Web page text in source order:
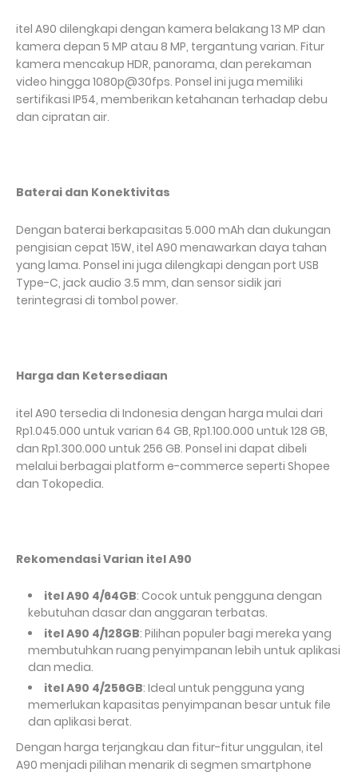
itel A90 dilengkapi dengan kamera belakang 13 MP dan
kamera depan 5 MP atau 8 MP, tergantung varian. Fitur
kamera mencakup HDR, panorama, dan perekaman
video hingga 1080p@30fps. Ponsel ini juga memiliki
sertifikasi IP54, memberikan ketahanan terhadap debu
dan cipratan air.
Baterai dan Konektivitas
Dengan baterai berkapasitas 5.000 mAh dan dukungan
pengisian cepat 15W, itel A90 menawarkan daya tahan
yang lama. Ponsel ini juga dilengkapi dengan port USB
Type-C, jack audio 3.5 mm, dan sensor sidik jari
terintegrasi di tombol power.
Harga dan Ketersediaan
itel A90 tersedia di Indonesia dengan harga mulai dari
Rp1.045.000 untuk varian 64 GB, Rp1.100.000 untuk 128 GB,
dan Rp1.300.000 untuk 256 GB. Ponsel ini dapat dibeli
melalui berbagai platform e-commerce seperti Shopee
dan Tokopedia.
Rekomendasi Varian itel A90
itel A90 4/64GB: Cocok untuk pengguna dengan
kebutuhan dasar dan anggaran terbatas.
itel A90 4/128GB: Pilihan populer bagi mereka yang
membutuhkan ruang penyimpanan lebih untuk aplikasi
dan media.
itel A90 4/256GB: Ideal untuk pengguna yang
memerlukan kapasitas penyimpanan besar untuk file
dan aplikasi berat.
Dengan harga terjangkau dan fitur-fitur unggulan, itel
A90 menjadi pilihan menarik di segmen smartphone